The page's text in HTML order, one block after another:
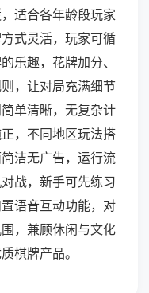
适合各年龄段玩家
式灵活，玩家可循
乐趣，花牌加分、
，让对局充满细节
单清晰，无复杂计
，不同地区玩法搭
洁无广告，运行流
战，新手可先练习
语音互动功能，对
，兼顾休闲与文化
棋牌产品。